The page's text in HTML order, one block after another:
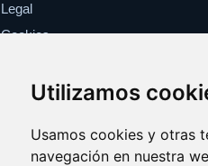
Utilizamos
Usamos cookies y otras
navegación en nuestra
Legal
Cookies